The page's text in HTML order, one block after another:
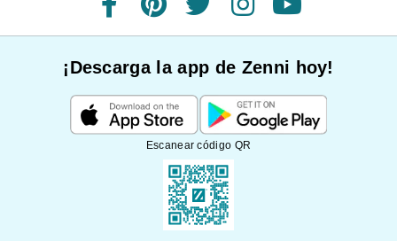
FacebookPinterestTwitterInstagramYouTube
¡Descarga la app de Zenni hoy!
Escanear código QR